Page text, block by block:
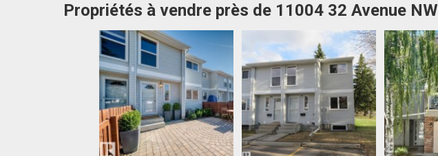
Propriétés à vendre près de 11004 32 Avenue NW